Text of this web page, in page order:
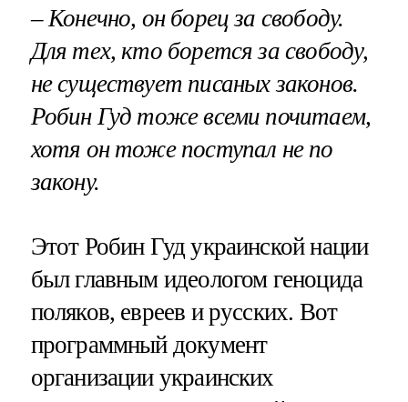
– Конечно, он борец за свободу.
Для тех, кто борется за свободу,
не существует писаных законов.
Робин Гуд тоже всеми почитаем,
хотя он тоже поступал не по
закону.
Этот Робин Гуд украинской нации
был главным идеологом геноцида
поляков, евреев и русских. Вот
программный документ
организации украинских